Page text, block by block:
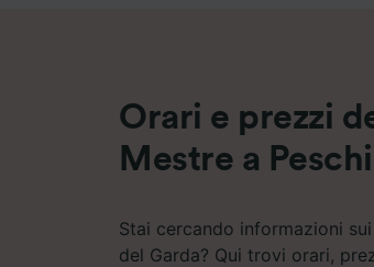
Orari e prezzi
Mestre a
Stai cercando informazioni
del Garda? Qui trovi orari,